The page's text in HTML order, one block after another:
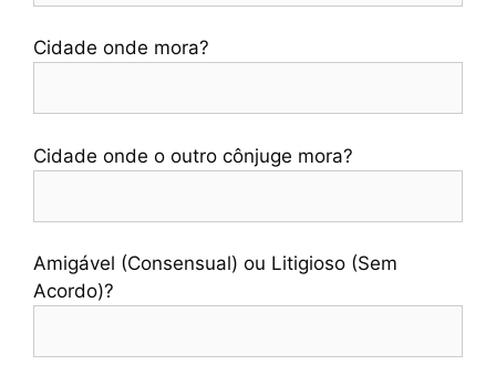
Cidade onde mora?
Cidade onde o outro cônjuge mora?
Amigável (Consensual) ou Litigioso (Sem
Acordo)?